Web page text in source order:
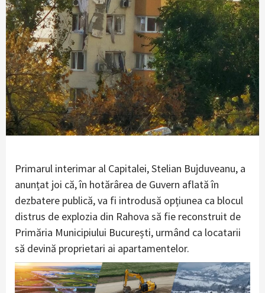
Primarul interimar al Capitalei, Stelian Bujduveanu, a
anunțat joi că, în hotărârea de Guvern aflată în
dezbatere publică, va fi introdusă opțiunea ca blocul
distrus de explozia din Rahova să fie reconstruit de
Primăria Municipiului București, urmând ca locatarii
să devină proprietari ai apartamentelor.